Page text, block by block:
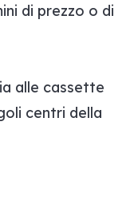
di prezzo o di
alle cassette
centri della